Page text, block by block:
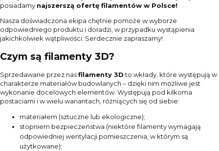
posiadamy najszerszą ofertę filamentów w Polsce!
Nasza doświadczona ekipa chętnie pomoże w wyborze
odpowiedniego produktu i doradzi, w przypadku wystąpienia
jakichkolwiek wątpliwości. Serdecznie zapraszamy!
Czym są filamenty 3D?
Sprzedawane przez nasfilamenty 3Dto wkłady, które występują w
charakterze materiałów budowlanych – dzięki nim możliwe jest
wykonanie docelowych elementów. Występują pod kilkoma
postaciami i w wielu wariantach, różniących się od siebie:
materiałem (sztuczne lub ekologiczne);
stopniem bezpieczeństwa (niektóre filamenty wymagają
odpowiedniej wentylacji pomieszczenia, w którym są
użytkowane);